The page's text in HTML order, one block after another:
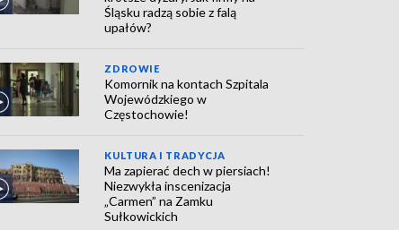
Śląsku radzą sobie z falą
upałów?
ZDROWIE
Komornik na kontach Szpitala
Wojewódzkiego w
Częstochowie!
KULTURA I TRADYCJA
Ma zapierać dech w piersiach!
Niezwykła inscenizacja
„Carmen” na Zamku
Sułkowickich